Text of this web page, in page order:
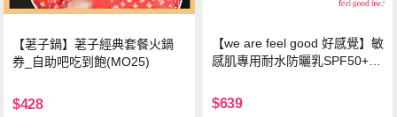
【荖子鍋】荖子經典套餐火鍋
券_自助吧吃到飽(MO25)
$428
【we are feel good 好感覺】敏
感肌專用耐水防曬乳SPF50+ 7
$639